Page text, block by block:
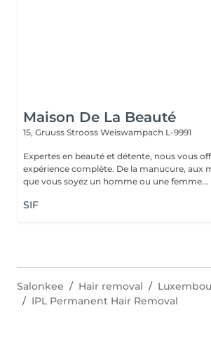
Maison De La Beauté
15, Gruuss Strooss Weiswampach L-9991
Expertes en beauté et détente, nous vous
expérience complète. De la manucure, aux
que vous soyez un homme ou une femme...
SIF
Salonkee Hair removal
IPL Permanent Hair Removal